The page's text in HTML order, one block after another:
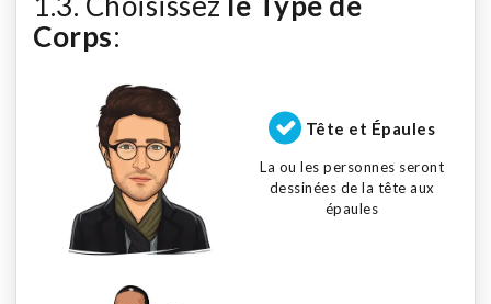
Corps:
Tête et Épaules
La ou les personnes seront
dessinées de la tête aux
épaules